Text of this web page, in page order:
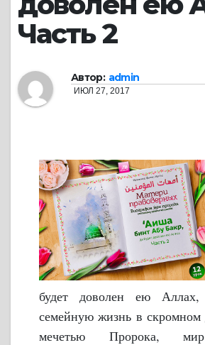
Часть 2
Автор: admin
ИЮЛ 27, 2017
будет доволен ею
семейную жизнь в скромном
мечетью Пророка,